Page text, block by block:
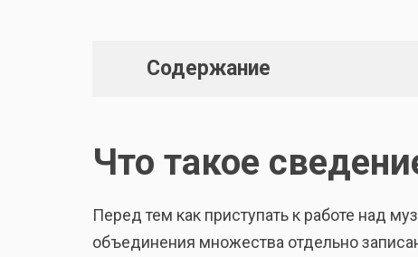
Содержание
Что такое
Перед тем как приступать к работе над
объединения множества отдельно